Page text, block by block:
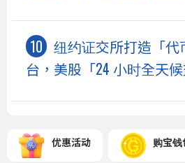
纽约证交所打造「代
台，美股「24 小时全天
优惠活动 购宝钱